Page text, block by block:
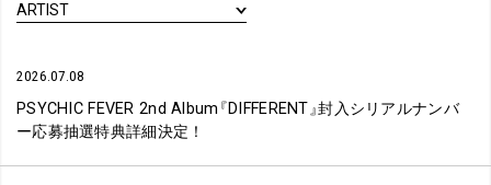
ARTIST
2026.07.08
PSYCHIC FEVER 2nd Album『DIFFERENT』封入シリアルナンバ
ー応募抽選特典詳細決定！